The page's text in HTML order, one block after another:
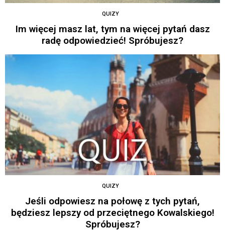
QUIZY
Im więcej masz lat, tym na więcej pytań dasz
radę odpowiedzieć! Spróbujesz?
QUIZY
Jeśli odpowiesz na połowę z tych pytań,
będziesz lepszy od przeciętnego Kowalskiego!
Spróbujesz?